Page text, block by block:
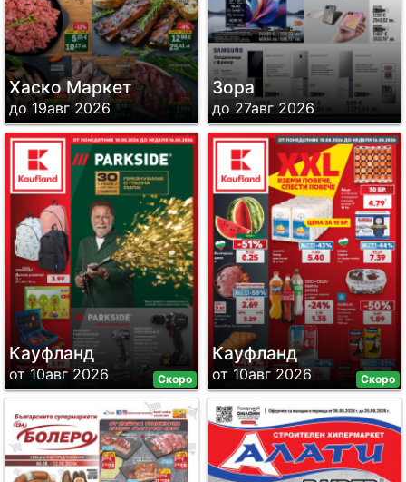
Хаско Маркет
до 19авг 2026
Зора
до 27авг 2026
Скоро
Кауфланд
от 10авг 2026 Скоро
Кауфланд
от 10авг 2026